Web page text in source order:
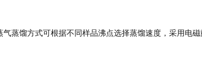
蒸馏方式可根据不同样品沸点选择蒸馏速度，采用电